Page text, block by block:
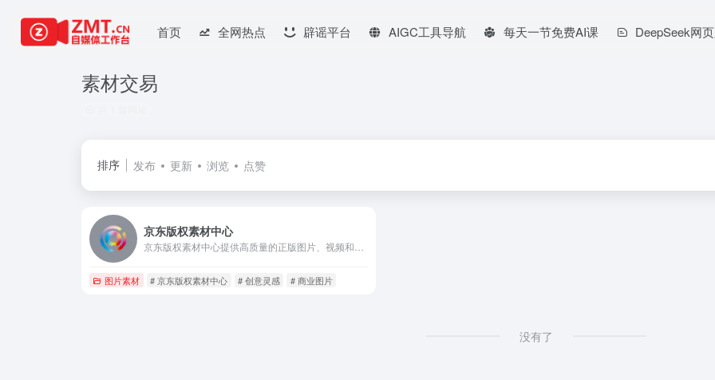
首页 全网热点 辟谣平台 AIGC工具导航 每天一节免费AI课 DeepSeek网
素材交易
排序 发布 更新 浏览 点赞
京东版权素材中心
图片素材 # 京东版权素材中心 # 创意灵感 # 商业图片
没有了